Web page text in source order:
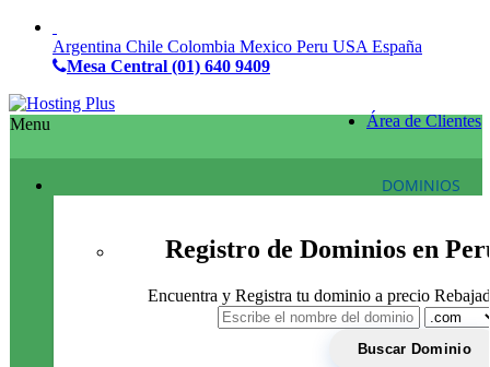
Argentina Chile Colombia Mexico Peru USA España
Mesa Central (01) 640 9409
Área de Clientes
Menu
DOMINIOS
Registro de Dominios en
Encuentra y Registra tu dominio a precio